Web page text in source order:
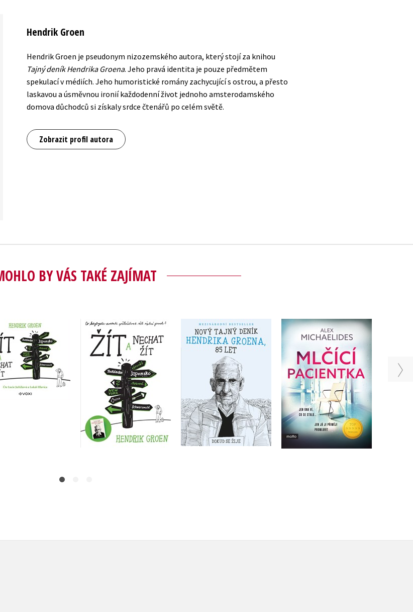
Hendrik Groen
Hendrik Groen je pseudonym nizozemského autora, který stojí za knihou
Tajný deník Hendrika Groena. Jeho pravá identita je pouze předmětem
spekulací v médiích. Jeho humoristické romány zachycující s ostrou, a přesto
laskavou a úsměvnou ironií každodenní život jednoho amsterodamského
domova důchodců si získaly srdce čtenářů po celém světě.
Zobrazit profil autora
BY VÁS TAKÉ ZAJÍMAT
Žít a nechat žít
(audiokniha)
Hendrik Groen
Žít a nechat žít
Hendrik Groen
Do košíku
299 Kč
239 Kč
Nový tajný deník
Hendrika Groena, 85
let
Hendrik Groen
Do košíku
369 Kč
295 Kč
Mlčící pacientka
Alex Michaelides
Do košíku
399 Kč
319 Kč